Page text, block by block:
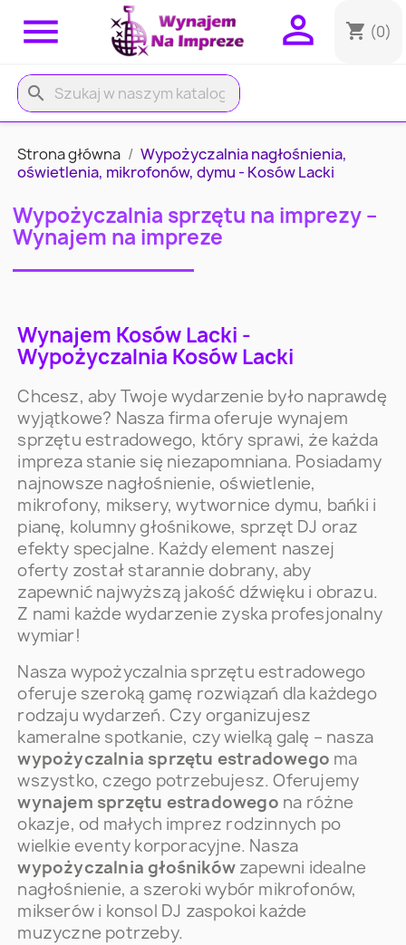
 shopping_cart (0)

search
Strona główna
Wypożyczalnia nagłośnienia,
oświetlenia, mikrofonów, dymu - Kosów Lacki
Wypożyczalnia sprzętu na imprezy –
Wynajem na impreze
Wynajem Kosów Lacki -
Wypożyczalnia Kosów Lacki
Chcesz, aby Twoje wydarzenie było naprawdę
wyjątkowe? Nasza firma oferuje wynajem
sprzętu estradowego, który sprawi, że każda
impreza stanie się niezapomniana. Posiadamy
najnowsze nagłośnienie, oświetlenie,
mikrofony, miksery, wytwornice dymu, bańki i
pianę, kolumny głośnikowe, sprzęt DJ oraz
efekty specjalne. Każdy element naszej
oferty został starannie dobrany, aby
zapewnić najwyższą jakość dźwięku i obrazu.
Z nami każde wydarzenie zyska profesjonalny
wymiar!
Nasza wypożyczalnia sprzętu estradowego
oferuje szeroką gamę rozwiązań dla każdego
rodzaju wydarzeń. Czy organizujesz
kameralne spotkanie, czy wielką galę – nasza
wypożyczalnia sprzętu estradowego ma
wszystko, czego potrzebujesz. Oferujemy
wynajem sprzętu estradowego na różne
okazje, od małych imprez rodzinnych po
wielkie eventy korporacyjne. Nasza
wypożyczalnia głośników zapewni idealne
nagłośnienie, a szeroki wybór mikrofonów,
mikserów i konsol DJ zaspokoi każde
muzyczne potrzeby.